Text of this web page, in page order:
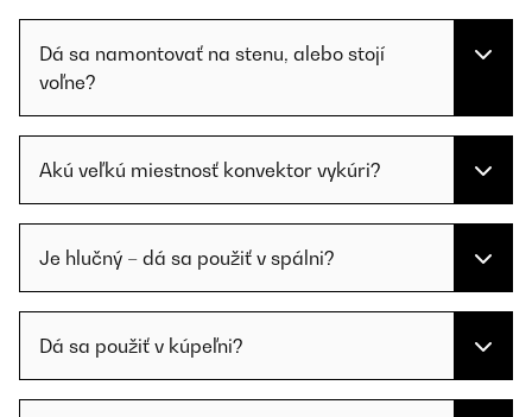
Dá sa namontovať na stenu, alebo stojí
voľne?
Akú veľkú miestnosť konvektor vykúri?
Je hlučný – dá sa použiť v spálni?
Dá sa použiť v kúpeľni?